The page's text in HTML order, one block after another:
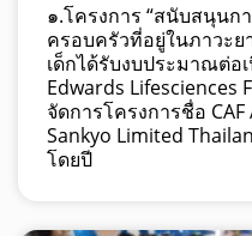
๑.โครงการ “สนับสนุนก
ครอบครัวที่อยู่ในภาวะย
เด็กได้รับงบประมาณต่อ
Edwards Lifesciences
จัดการโครงการชื่อ
Sankyo Limited
โดยปี